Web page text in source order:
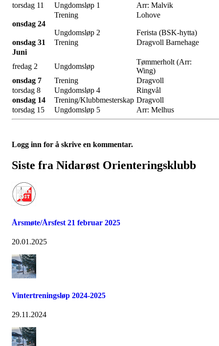
torsdag 11
Ungdomsløp 1 Arr: Malvik
onsdag 24
Trening
Ungdomsløp 2
Lohove
Ferista (BSK-hytta)
onsdag 31
Trening
Dragvoll Barnehage
Juni
fredag 2
Ungdomsløp
Tømmerholt (Arr:
Wing)
onsdag 7
Trening
Dragvoll
torsdag 8
Ungdomsløp 4
Ringvål
onsdag 14
Trening/Klubbmesterskap Dragvoll
torsdag 15
Ungdomsløp 5 Arr: Melhus
Logg inn for å skrive en kommentar.
Siste fra Nidarøst Orienteringsklubb
Årsmøte/Årsfest 21 februar 2025
20.01.2025
Vintertreningsløp 2024-2025
29.11.2024